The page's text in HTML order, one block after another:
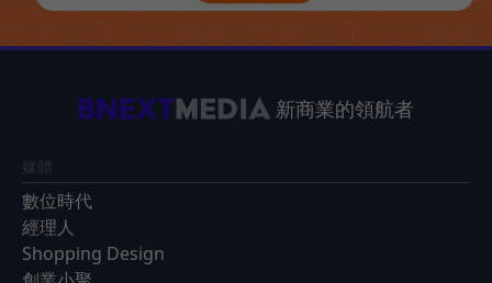
新商業的領航者
媒體
數位時代
經理人
Shopping Design